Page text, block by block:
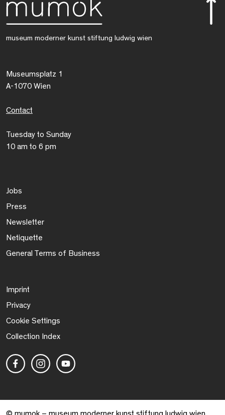
museum moderner kunst stiftung ludwig wien
Museumsplatz 1
A-1070 Wien
Contact
Tuesday to Sunday
10 am to 6 pm
Jobs
Press
Newsletter
Netiquette
General Terms of Business
Imprint
Privacy
Cookie Settings
Collection Index